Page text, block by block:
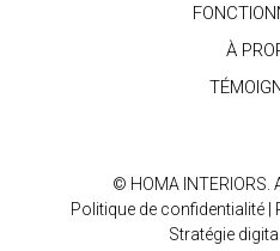
À
© HOMA INTERIORS.
Politique de confidentialité|
Stratégie